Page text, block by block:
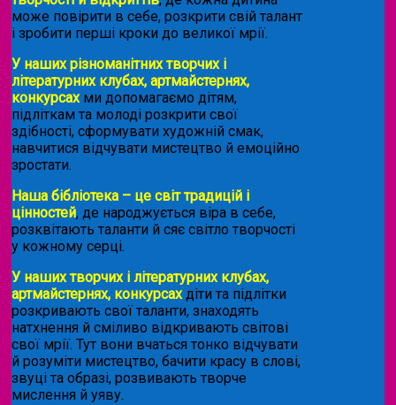
може повірити в себе, розкрити свій талант
і зробити перші кроки до великої мрії.
У наших різноманітних творчих і
літературних клубах, артмайстернях,
конкурсахми допомагаємо дітям,
підліткам та молоді розкрити свої
здібності, сформувати художній смак,
навчитися відчувати мистецтво й емоційно
зростати.
Наша бібліотека – це світ традицій і
цінностей, де народжується віра в себе,
розквітають таланти й сяє світло творчості
у кожному серці.
У наших творчих і літературних клубах,
артмайстернях, конкурсахдіти та підлітки
розкривають свої таланти, знаходять
натхнення й сміливо відкривають світові
свої мрії. Тут вони вчаться тонко відчувати
й розуміти мистецтво, бачити красу в слові,
звуці та образі, розвивають творче
мислення й уяву.